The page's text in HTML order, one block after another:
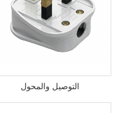
التوصيل والمحول